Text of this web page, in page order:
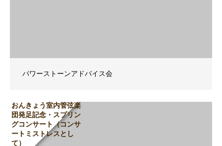
パワーストーンアドバイス会
おんきょう室内管弦楽
団発足記念・スプリン
グコンサート（コンサ
ートミストレスとし
て）